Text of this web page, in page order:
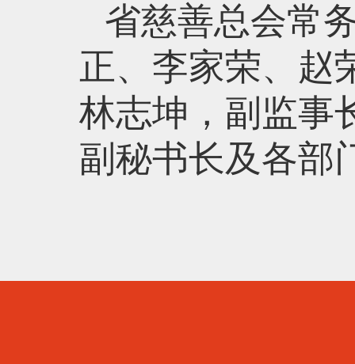
省慈善总会常
正、李家荣、赵
林志坤，副监事
副秘书长及各部